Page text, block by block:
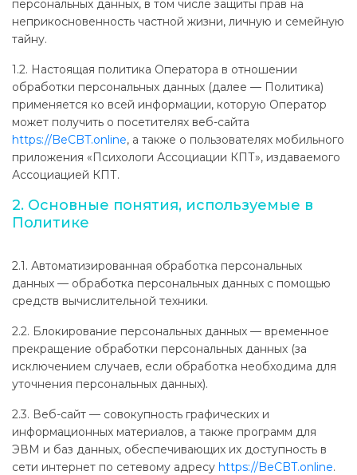
персональных данных, в том числе защиты прав на
неприкосновенность частной жизни, личную и семейную
тайну.
1.2. Настоящая политика Оператора в отношении
обработки персональных данных (далее — Политика)
применяется ко всей информации, которую Оператор
может получить о посетителях веб-сайта
https://BeCBT.online, а также о пользователях мобильного
приложения «Психологи Ассоциации КПТ», издаваемого
Ассоциацией КПТ.
2. Основные понятия, используемые в
Политике
2.1. Автоматизированная обработка персональных
данных — обработка персональных данных с помощью
средств вычислительной техники.
2.2. Блокирование персональных данных — временное
прекращение обработки персональных данных (за
исключением случаев, если обработка необходима для
уточнения персональных данных).
2.3. Веб-сайт — совокупность графических и
информационных материалов, а также программ для
ЭВМ и баз данных, обеспечивающих их доступность в
сети интернет по сетевому адресу https://BeCBT.online.